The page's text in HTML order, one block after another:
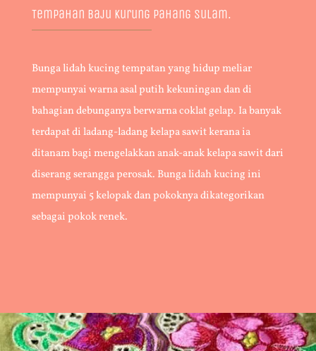
Tempahan Baju Kurung Pahang Sulam.
Bunga lidah kucing tempatan yang hidup meliar
mempunyai warna asal putih kekuningan dan di
bahagian debunganya berwarna coklat gelap. Ia banyak
terdapat di ladang-ladang kelapa sawit kerana ia
ditanam bagi mengelakkan anak-anak kelapa sawit dari
diserang serangga perosak. Bunga lidah kucing ini
mempunyai 5 kelopak dan pokoknya dikategorikan
sebagai pokok renek.